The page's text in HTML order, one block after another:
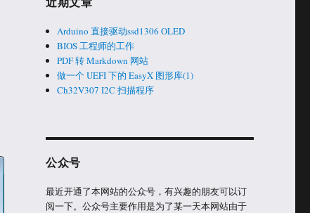
Arduino 直接驱动ssd1306 OLED
BIOS 工程师的工作
PDF 转 Markdown 网站
做一个 UEFI 下的 EasyX 图形库(1)
Ch32V307 I2C 扫描程序
公众号
最近开通了本网站的公众号，有兴趣的朋友可以订
阅一下。公众号主要作用是为了某一天本网站由于